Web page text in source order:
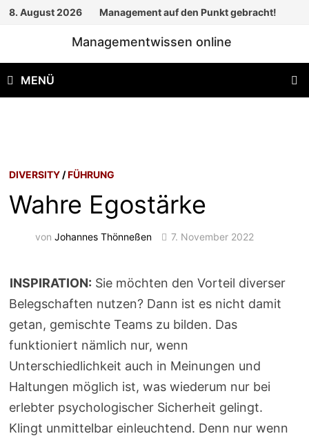
Zum
8. August 2026 Management auf den Punkt gebracht!
Managementwissen online
MENÜ
DIVERSITY /FÜHRUNG
Wahre Egostärke
vonJohannes Thönneßen 7. November 2022
INSPIRATION: Sie möchten den Vorteil diverser
Belegschaften nutzen? Dann ist es nicht damit
getan, gemischte Teams zu bilden. Das
funktioniert nämlich nur, wenn
Unterschiedlichkeit auch in Meinungen und
Haltungen möglich ist, was wiederum nur bei
erlebter psychologischer Sicherheit gelingt.
Klingt unmittelbar einleuchtend. Denn nur wenn